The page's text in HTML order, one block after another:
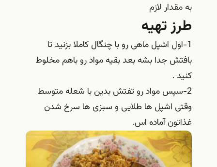
به مقدار لازم
طرز تهیه
1-اول اشپل ماهی رو با چنگال کاملا بزنید تا
بافتش جدا بشه بعد بقیه مواد رو باهم مخلوط
کنید .
2-سپس مواد رو تفتش بدین با شعله متوسط
وقتی اشپل ها طلایی و سبزی ها سرخ شدن
غذاتون آماده اس.